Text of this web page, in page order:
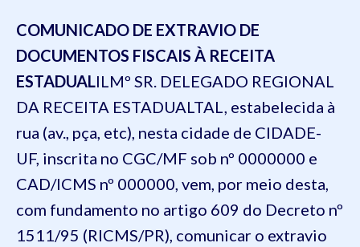
COMUNICADO DE EXTRAVIO DE
DOCUMENTOS FISCAIS À RECEITA
ESTADUALILMº SR. DELEGADO REGIONAL
DA RECEITA ESTADUALTAL, estabelecida à
rua (av., pça, etc), nesta cidade de CIDADE-
UF, inscrita no CGC/MF sob nº 0000000 e
CAD/ICMS nº 000000, vem, por meio desta,
com fundamento no artigo 609 do Decreto nº
1511/95 (RICMS/PR), comunicar o extravio